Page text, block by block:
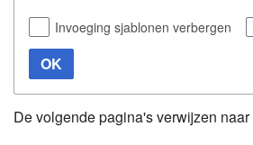
Invoeging sjablonen verbergen
OK
De volgende pagina's verwijzen naar